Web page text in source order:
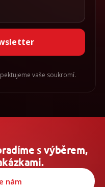
vaše soukromí.
s výběrem,
nám